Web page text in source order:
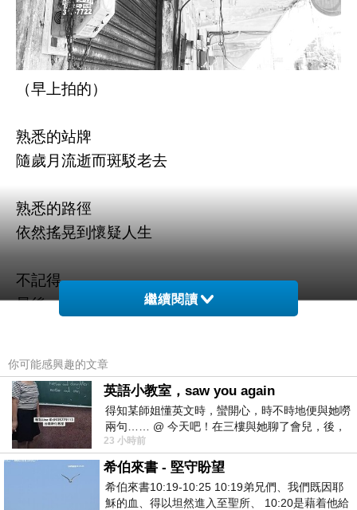
（早上拍的）
熟悉的站牌
隨歲月流逝而斑駁老去
熟悉的路徑
依然搖晃到懷疑人生
不記得
最後一次坐公車
畢竟
從小
不是騎車就是開車
誰叫我家
除了自行騎車、開車
繼續閱讀
你可能感興趣的文章
英語小教室，saw you again
得知某師姐懂英文時，蠻開心，時不時地便與她嘮
兩句…… @ 今天吧！在三樓與她聊了會兒，後，
下二樓居然又撞到她，於是
23 小時前
希伯來書 - 堅守盼望
希伯來書10:19-10:25 10:19弟兄們、我們既因耶
穌的血、得以坦然進入至聖所、 10:20是藉着他給